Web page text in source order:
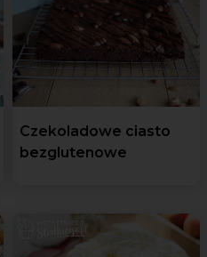
Czekoladowe ciasto
bezglutenowe